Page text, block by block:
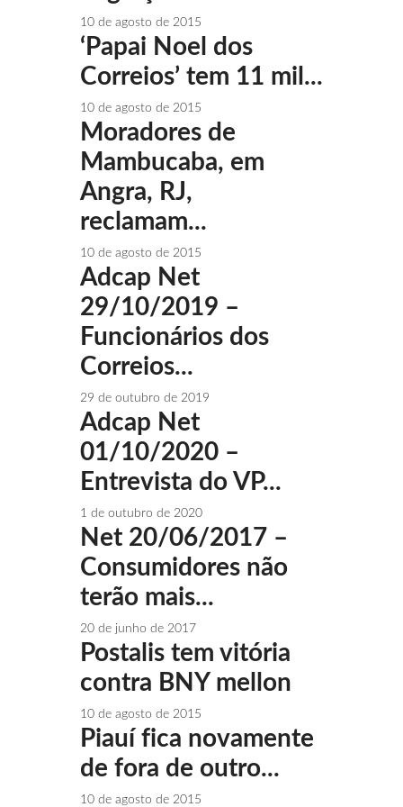
10 de agosto de 2015
‘Papai Noel dos
Correios’ tem 11 mil...
10 de agosto de 2015
Moradores de
Mambucaba, em
Angra, RJ,
reclamam...
10 de agosto de 2015
Adcap Net
29/10/2019 –
Funcionários dos
Correios...
29 de outubro de 2019
Adcap Net
01/10/2020 –
Entrevista do VP...
1 de outubro de 2020
Net 20/06/2017 –
Consumidores não
terão mais...
20 de junho de 2017
Postalis tem vitória
contra BNY mellon
10 de agosto de 2015
Piauí fica novamente
de fora de outro...
10 de agosto de 2015